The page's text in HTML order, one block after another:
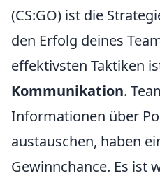
(CS:GO) ist die
den Erfolg deines
effektivsten Taktiken
Kommunikation.
Informationen über
austauschen, haben
Gewinnchance. Es ist